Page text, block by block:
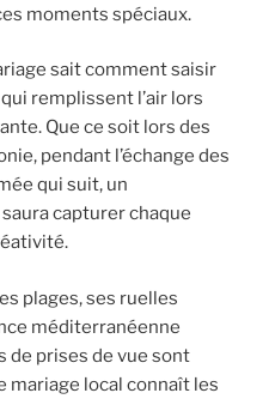
moments spéciaux.
sait comment saisir
remplissent l’air lors
Que ce soit lors des
pendant l’échange des
qui suit, un
capturer chaque
plages, ses ruelles
méditerranéenne
de prises de vue sont
mariage local connaît les